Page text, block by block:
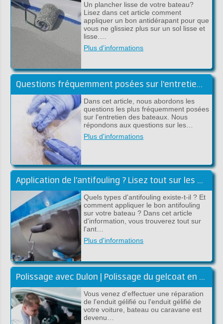
Un plancher lisse de votre bateau?
Lisez dans cet article comment
appliquer un bon antidérapant pour que
vous ne glissiez plus sur un sol lisse et
lisse.…
Plus d'informations
Questions fréquemment posées sur l'entretien des bateaux
Dans cet article, nous abordons les
questions les plus fréquemment posées
sur l'entretien des bateaux. Nous
répondons aux questions sur les…
Plus d'informations
Application de l'antifouling ? Lisez tout sur les antifoulings !
Quels types d'antifouling existe-t-il ? Et
comment appliquer le bon antifouling
sur votre bateau ? Dans cet article
d'information, vous trouverez tout sur
l'ant…
Plus d'informations
Polissage avec Dulon | Polissage du gelcoat en polyester
Vous venez d'effectuer une réparation
de l'enduit gélifié ou l'enduit gélifié de
votre voiture, bateau ou caravane est
devenu…